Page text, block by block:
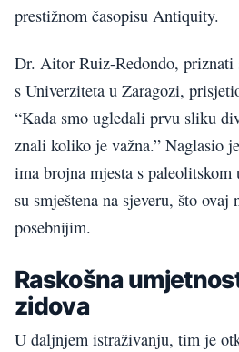
prestižnom časopisu Antiquity.
Dr. Aitor Ruiz-Redondo, priznati
s Univerziteta u Zaragozi,
“Kada smo ugledali prvu sliku
znali koliko je važna.” Naglasio
ima brojna mjesta s paleolitskom
su smještena na sjeveru, što ovaj
posebnijim.
Raskošna
zidova
U daljnjem istraživanju, tim je